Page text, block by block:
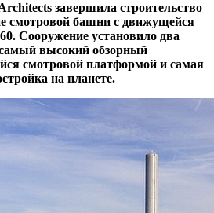
завершила строительство
смотровой башни с движущейся
Сооружение установило два
высокий обзорный
смотровой платформой и самая
на планете.